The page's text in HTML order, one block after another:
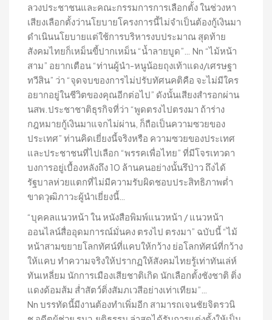
ลวงประชาชนและคณะกรรมการการเลือกตั้ง ในช่วงหา
เสียงเลือกตั้งว่านโยบายโครงการนี้ไม่จำเป็นต้องกู้เงินมา
ดำเนินนโยบายแต่ใช้การบริหารงบประมาณ สุดท้าย
สังคมไทยก็เหม็นขี้ปากเหม็น “น้ำลายบูด”… Nn “ไม้หน้า
สาม” อยากเตือน “ท่านผู้นำ-หนูน้อยถุงเท้าแดง/เศรษฐา
ทวีสิน” ว่า “จุดจบของการไม่ปรับทัศนคติคือ จะไม่มีใคร
อยากอยู่ในชีวิตของคุณอีกต่อไป” ดังนั้นเสียงสำรอกผ่าน
นสพ.ประชาชาติธุรกิจที่ว่า “พูดตรงไปตรงมา ถ้าร่าง
กฎหมายกู้เงินมาแจกไม่ผ่าน, ก็ถือเป็นความซวยของ
ประเทศ” ท่านคิดเยี่ยงนี้จริงหรือ ความซวยของประเทศ
และประชาชนที่ไปเลือก “พรรคเพื่อไทย” ที่มีโจรเทวดา
บงการอยู่เบื้องหลังถึง 10 ล้านคนอย่างนั้นรึป่าว ถึงได้
รัฐบาลห่วยแตกที่ไม่มีความรับผิดชอบประสิทธิภาพต่ำ
ขาดวุฒิภาวะผู้นำเยี่ยงนี้…
“บุคคลแนวหน้า ใน หนังสือพิมพ์แนวหน้า / แนวหน้า
ออนไลน์สื่ออุดมการณ์มั่นคง ตรงไป ตรงมา” ฉบับนี้ “ไม้
หน้าสามขยายโลกทัศน์ที่แคบให้กว้าง ย่อโลกทัศน์ที่กว้าง
ให้แคบ ทำความจริงให้ปรากฏให้สังคมไทยรู้เท่าทันเล่ห์
ทันเหลี่ยม นักการเมืองเสียชาติเกิด นักเลือกตั้งชังชาติ ติ่ง
แดงด้อมส้ม ส่ำสัตว์ติ่งสัมภเวสีอย่างเท่าเทียม”…
Nn บรรทัดนี้มีงานต้องทำเพิ่มอีก สามารถเจนชัยจิตรวนิ